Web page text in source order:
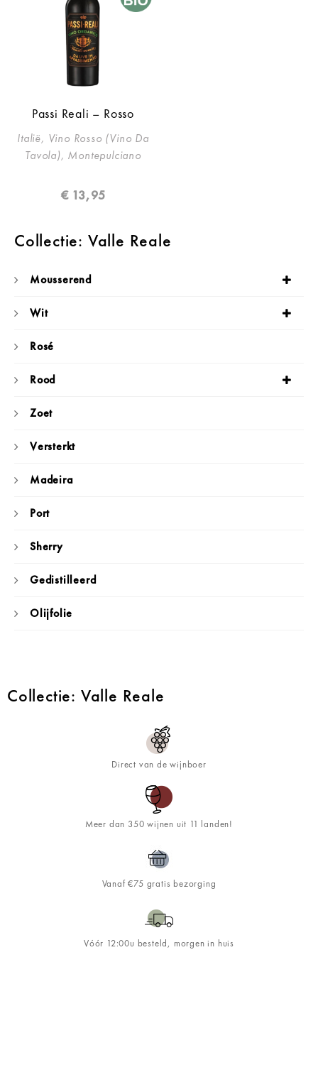
Collectie: Valle Reale
Mousserend
Wit
Rosé
Rood
Zoet
Versterkt
Madeira
Port
Sherry
Gedistilleerd
Olijfolie
Passi Reali – Rosso
Italië, Vino Rosso (Vino Da
Tavola), Montepulciano
€13,95
Collectie: Valle Reale
Direct van de wijnboer
Meer dan 350 wijnen uit 11 landen!
Vanaf €75 gratis bezorging
Vóór 12:00u besteld, morgen in huis